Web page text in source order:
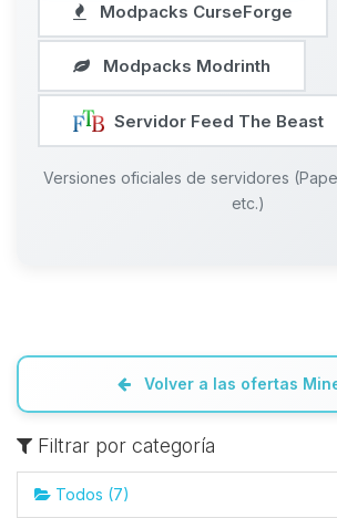
Modpacks CurseForge
Modpacks Modrinth
Servidor Feed The Beast
Versiones oficiales de servidores
etc.)
Volver a las ofertas
Filtrar por categoría
Todos (7)